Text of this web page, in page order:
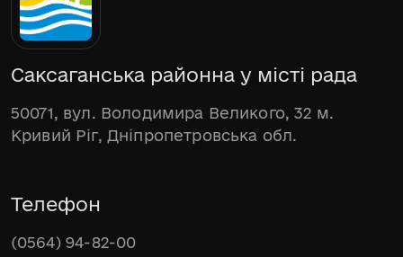
Саксаганська районна у місті рада
50071, вул. Володимира Великого, 32 м.
Кривий Ріг, Дніпропетровська обл.
Телефон
(0564) 94-82-00